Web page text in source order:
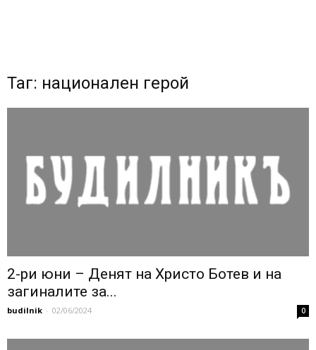
Таг: национален герой
2-ри юни – Денят на Христо Ботев и на
загиналите за...
budilnik - 02/06/2024 0